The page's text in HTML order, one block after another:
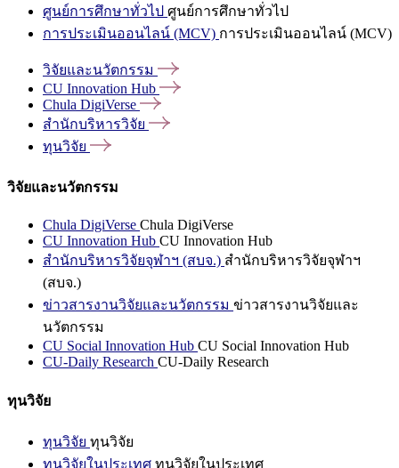
ศูนย์การศึกษาทั่วไป ศูนย์การศึกษาทั่วไป
การประเมินออนไลน์ (MCV) การประเมินออนไลน์ (MCV)
วิจัยและนวัตกรรม
CU Innovation Hub
Chula DigiVerse
สำนักบริหารวิจัย
ทุนวิจัย
วิจัยและนวัตกรรม
Chula DigiVerse Chula DigiVerse
CU Innovation Hub CU Innovation Hub
สำนักบริหารวิจัยจุฬาฯ (สบจ.) สำนักบริหารวิจัยจุฬาฯ
(สบจ.)
ข่าวสารงานวิจัยและนวัตกรรม ข่าวสารงานวิจัยและ
นวัตกรรม
CU Social Innovation Hub CU Social Innovation Hub
CU-Daily Research CU-Daily Research
ทุนวิจัย
ทุนวิจัย ทุนวิจัย
ทุนวิจัยในประเทศ ทุนวิจัยในประเทศ